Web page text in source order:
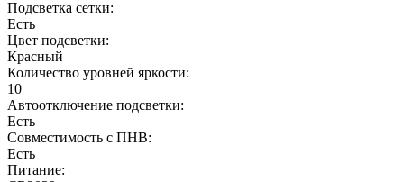
Подсветка сетки:
Есть
Цвет подсветки:
Красный
Количество уровней яркости:
10
Автоотключение подсветки:
Есть
Совместимость с ПНВ:
Есть
Питание: